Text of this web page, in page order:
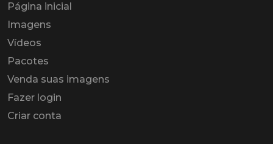
Página inicial
Imagens
Vídeos
Pacotes
Venda suas imagens
Fazer login
Criar conta